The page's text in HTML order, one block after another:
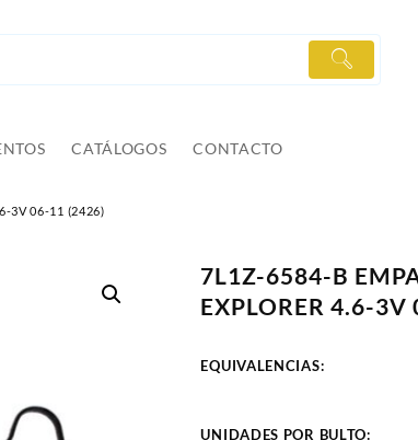
CATÁLOGOS CONTACTO
3V 06-11 (2426)
7L1Z-6584-B
EXPLORER 4.6-
EQUIVALENCIAS:
UNIDADES POR BULTO: